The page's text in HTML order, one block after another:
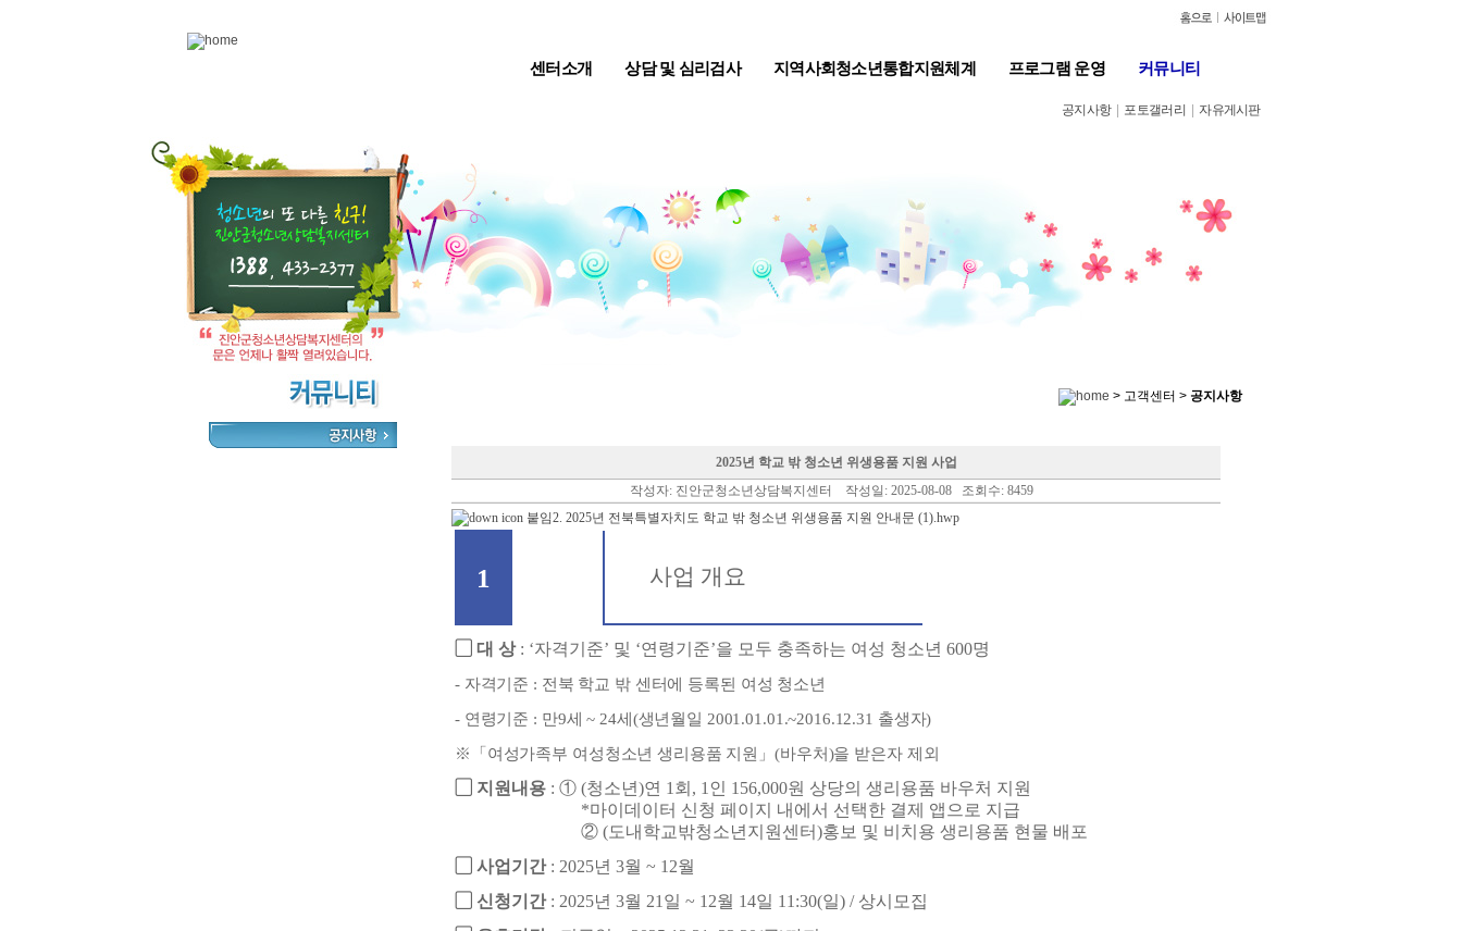
센터소개 상담 및 심리검사 지역사회청소년통합지원체계 프로그램 운영 커뮤니티
공지사항 포토갤러리 자유게시판
> 고객센터 > 공지사항
2025년 학교 밖 청소년 위생용품 지원 사업
작성자: 진안군청소년상담복지센터 작성일: 2025-08-08 조회수: 8459
붙임2. 2025년 전북특별자치도 학교 밖 청소년 위생용품 지원 안내문 (1).hwp
1 사업 개요
대 상 : ‘자격기준’ 및 ‘연령기준’을 모두 충족하는 여성 청소년 600명
- 자격기준 : 전북 학교 밖 센터에 등록된 여성 청소년
- 연령기준 : 만9세~ 24세 (생년월일 2001.01.01.~2016.12.31 출생자)
※「 여성가족부 여성청소년 생리용품 지원 」(바우처)을 받은자 제외
지원내용 : ① (청소년)연 1 회 , 1 인 156,000원 상당의 생리용품 바우처 지원
*마이데이터 신청 페이지 내에서 선택한 결제 앱으로 지급
②(도내학교밖청소년지원센터)홍보 및 비치용 생리용품 현물 배포
사업기간 : 2025년 3월 ~ 12월
신청기간 : 2025년 3월 21 일 ~ 12월 14일 11:30(일) / 상시모집